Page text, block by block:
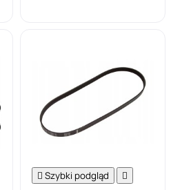
 Szybki podgląd 